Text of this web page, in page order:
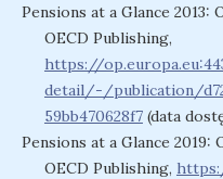
Pensions at a Glance 2013:
OECD Publishing,
https://
detail/-/publication/
59bb470628f7(data
Pensions at a Glance 2019:
OECD Publishing,